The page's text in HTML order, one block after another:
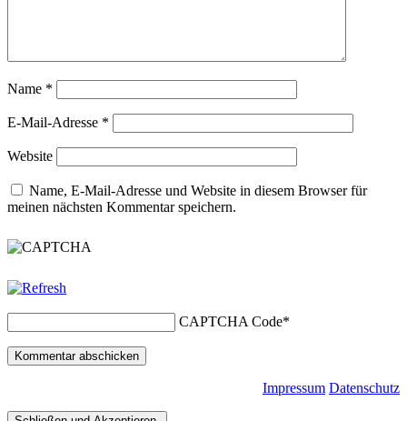
Name *
E-Mail-Adresse *
Website
Name, E-Mail-Adresse und Website in diesem Browser für
meinen nächsten Kommentar speichern.
CAPTCHA Code*
Impressum Datenschutz